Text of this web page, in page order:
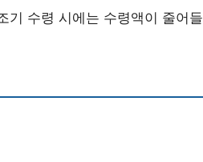
기 수령 시에는 수령액이 줄어들